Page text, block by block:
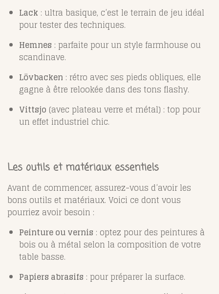
Lack : ultra basique, c’est le terrain de jeu idéal
pour tester des techniques.
Hemnes : parfaite pour un style farmhouse ou
scandinave.
Lövbacken : rétro avec ses pieds obliques, elle
gagne à être relookée dans des tons flashy.
Vittsjo (avec plateau verre et métal) : top pour
un effet industriel chic.
Les outils et matériaux essentiels
Avant de commencer, assurez-vous d’avoir les
bons outils et matériaux. Voici ce dont vous
pourriez avoir besoin :
Peinture ou vernis : optez pour des peintures à
bois ou à métal selon la composition de votre
table basse.
Papiers abrasifs : pour préparer la surface.